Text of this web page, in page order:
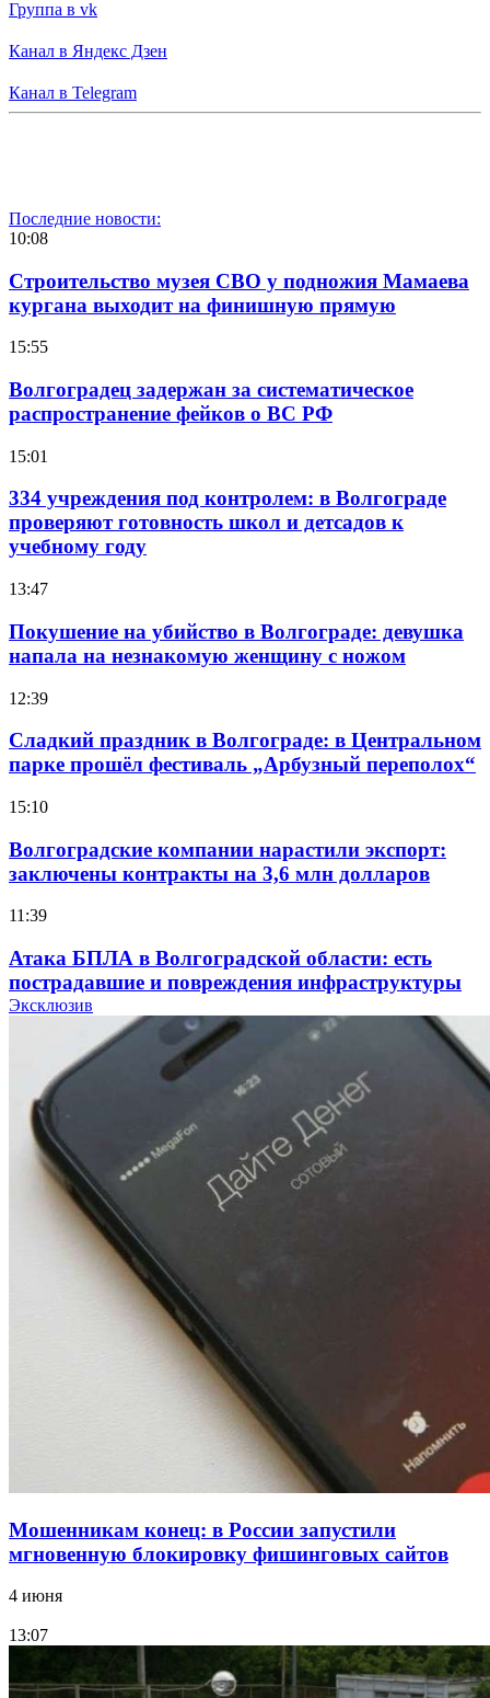
Группа в vk
Канал в Яндекс Дзен
Канал в Telegram
Последние новости:
10:08
Строительство музея СВО у подножия Мамаева
кургана выходит на финишную прямую
15:55
Волгоградец задержан за систематическое
распространение фейков о ВС РФ
15:01
334 учреждения под контролем: в Волгограде
проверяют готовность школ и детсадов к
учебному году
13:47
Покушение на убийство в Волгограде: девушка
напала на незнакомую женщину с ножом
12:39
Сладкий праздник в Волгограде: в Центральном
парке прошёл фестиваль „Арбузный переполох“
15:10
Волгоградские компании нарастили экспорт:
заключены контракты на 3,6 млн долларов
11:39
Атака БПЛА в Волгоградской области: есть
пострадавшие и повреждения инфраструктуры
Волгоградские вузы в топе зарплатного
рейтинга: ВолгГТУ и ВолгГМУ вошли в топ‑15
для химической отрасли и фармацевтики
18:39
В Красноармейском районе Волгограда стартует
конкурс на ремонт моста через Волго‑Донской
судоходный канал
Фестиваль #ТриЧетыре в Волгограде пройдёт
11–13 сентября в рамках Года единства народов
Эксклюзив
Мошенникам конец: в России запустили
мгновенную блокировку фишинговых сайтов
4 июня
13:07